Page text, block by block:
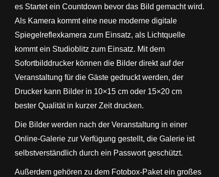
es Startet ein Countdown bevor das Bild gemacht wird.
Als Kamera kommt eine neue moderne digitale
Spiegelreflexkamera zum Einsatz, als Lichtquelle
kommt ein Studioblitz zum Einsatz. Mit dem
Sofortbilddrucker können die Bilder direkt auf der
Veranstaltung für die Gäste gedruckt werden, der
Drucker kann Bilder in 10×15 cm oder 15×20 cm
bester Qualität in kurzer Zeit drucken.
Die Bilder werden nach der Veranstaltung in einer
Online-Galerie zur Verfügung gestellt, die Galerie ist
selbstverständlich durch ein Passwort geschützt.
Außerdem gehören zu dem Fotobox-Paket ein großes